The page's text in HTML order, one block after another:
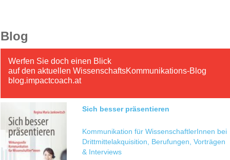
Blog
Werfen Sie doch einen Blick
auf den aktuellen WissenschaftsKommunikations-Blog
blog.impactcoach.at
Sich besser präsentieren
Kommunikation für WissenschaftlerInnen bei
Drittmittelakquisition, Berufungen, Vorträgen
& Interviews